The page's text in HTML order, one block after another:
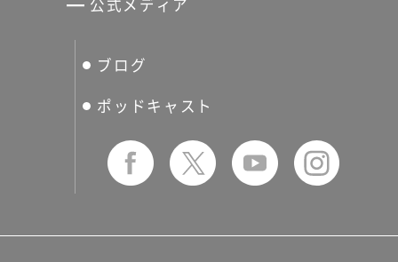
分館スケジュール
せたおん
友の会
公式メディア
ブログ
ポッドキャスト